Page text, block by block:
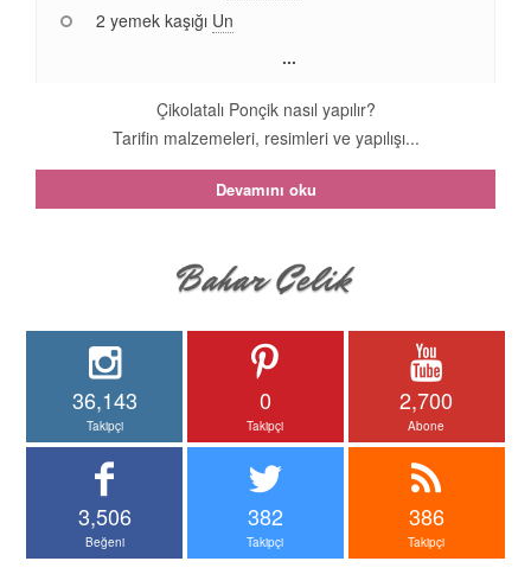
2 yemek kaşığı Un
...
Çikolatalı Ponçik nasıl yapılır?
Tarifin malzemeleri, resimleri ve yapılışı...
Devamını oku
36,143
Takipçi
0
Takipçi
2,700
Abone
3,506
Beğeni
382
Takipçi
386
Takipçi